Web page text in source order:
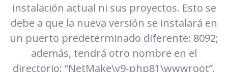
instalación actual ni sus proyectos. Esto se
debe a que la nueva versión se instalará en
un puerto predeterminado diferente: 8092;
además, tendrá otro nombre en el
directorio: “NetMake\v9-php81\wwwroot”.